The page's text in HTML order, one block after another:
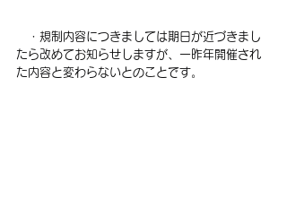
・規制内容につきましては期日が近づきまし
たら改めてお知らせしますが、一昨年開催され
た内容と変わらないとのことです。